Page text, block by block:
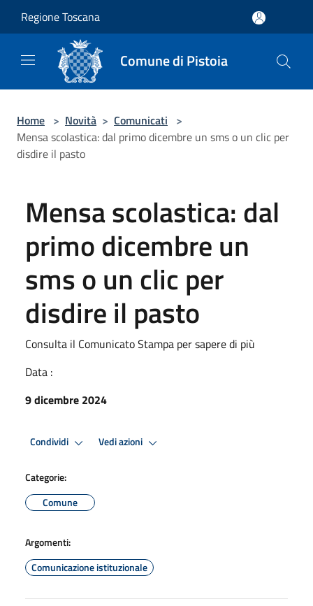
Regione Toscana
Comune di Pistoia
Home > Novità > Comunicati >
Mensa scolastica: dal primo dicembre un sms o un clic per
disdire il pasto
Mensa scolastica: dal
primo dicembre un
sms o un clic per
disdire il pasto
Consulta il Comunicato Stampa per sapere di più
Data :
9 dicembre 2024
Condividi Vedi azioni
Categorie:
Comune
Argomenti:
Comunicazione istituzionale